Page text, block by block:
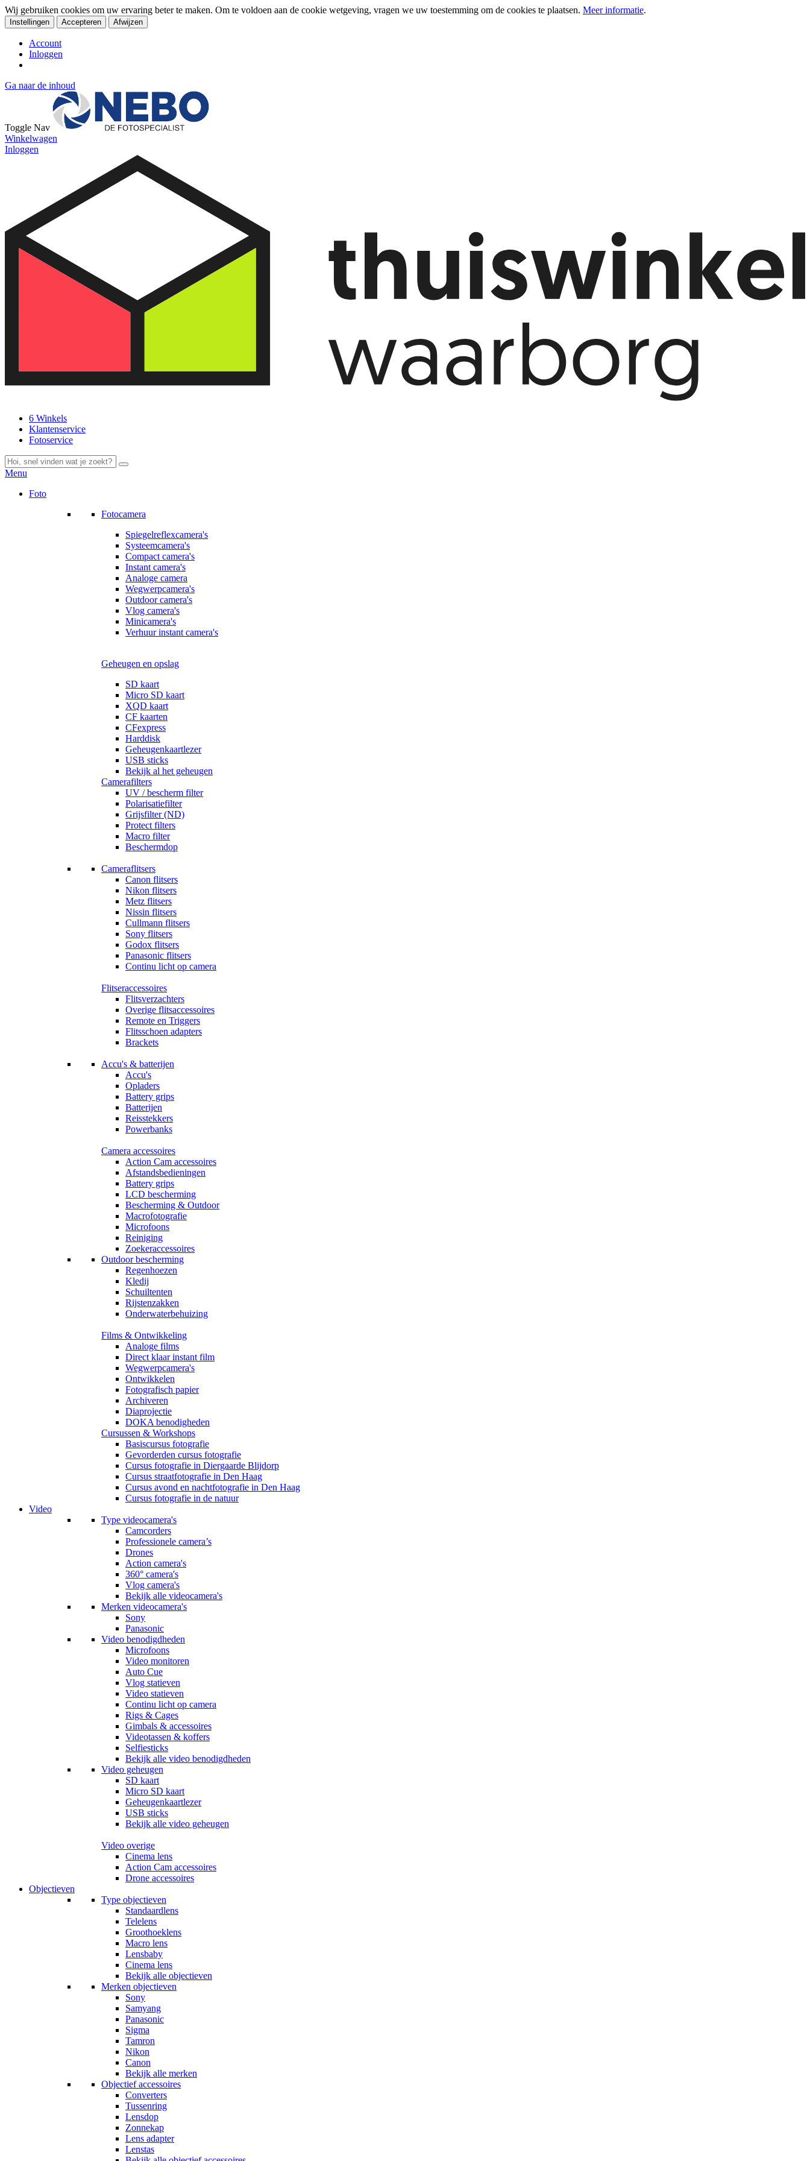
Wij gebruiken cookies om uw ervaring beter te maken. Om te voldoen aan de cookie wetgeving, vragen we uw toestemming om de cookies te plaatsen. Meer informatie.
Instellingen Accepteren Afwijzen
Account
Inloggen
Ga naar de inhoud
Toggle Nav
Winkelwagen
Inloggen
6 Winkels
Klantenservice
Fotoservice
Menu
Foto
Fotocamera
Spiegelreflexcamera's
Systeemcamera's
Compact camera's
Instant camera's
Analoge camera
Wegwerpcamera's
Outdoor camera's
Vlog camera's
Minicamera's
Verhuur instant camera's
Geheugen en opslag
SD kaart
Micro SD kaart
XQD kaart
CF kaarten
CFexpress
Harddisk
Geheugenkaartlezer
USB sticks
Bekijk al het geheugen
Camerafilters
UV / bescherm filter
Polarisatiefilter
Grijsfilter (ND)
Protect filters
Macro filter
Beschermdop
Cameraflitsers
Canon flitsers
Nikon flitsers
Metz flitsers
Nissin flitsers
Cullmann flitsers
Sony flitsers
Godox flitsers
Panasonic flitsers
Continu licht op camera
Flitseraccessoires
Flitsverzachters
Overige flitsaccessoires
Remote en Triggers
Flitsschoen adapters
Brackets
Accu's & batterijen
Accu's
Opladers
Battery grips
Batterijen
Reisstekkers
Powerbanks
Camera accessoires
Action Cam accessoires
Afstandsbedieningen
Battery grips
LCD bescherming
Bescherming & Outdoor
Macrofotografie
Microfoons
Reiniging
Zoekeraccessoires
Outdoor bescherming
Regenhoezen
Kledij
Schuiltenten
Rijstenzakken
Onderwaterbehuizing
Films & Ontwikkeling
Analoge films
Direct klaar instant film
Wegwerpcamera's
Ontwikkelen
Fotografisch papier
Archiveren
Diaprojectie
DOKA benodigheden
Cursussen & Workshops
Basiscursus fotografie
Gevorderden cursus fotografie
Cursus fotografie in Diergaarde Blijdorp
Cursus straatfotografie in Den Haag
Cursus avond en nachtfotografie in Den Haag
Cursus fotografie in de natuur
Video
Type videocamera's
Camcorders
Professionele camera’s
Drones
Action camera's
360° camera's
Vlog camera's
Bekijk alle videocamera's
Merken videocamera's
Sony
Panasonic
Video benodigdheden
Microfoons
Video monitoren
Auto Cue
Vlog statieven
Video statieven
Continu licht op camera
Rigs & Cages
Gimbals & accessoires
Videotassen & koffers
Selfiesticks
Bekijk alle video benodigdheden
Video geheugen
SD kaart
Micro SD kaart
Geheugenkaartlezer
USB sticks
Bekijk alle video geheugen
Video overige
Cinema lens
Action Cam accessoires
Drone accessoires
Objectieven
Type objectieven
Standaardlens
Telelens
Groothoeklens
Macro lens
Lensbaby
Cinema lens
Bekijk alle objectieven
Merken objectieven
Sony
Samyang
Panasonic
Sigma
Tamron
Nikon
Canon
Bekijk alle merken
Objectief accessoires
Converters
Tussenring
Lensdop
Zonnekap
Lens adapter
Lenstas